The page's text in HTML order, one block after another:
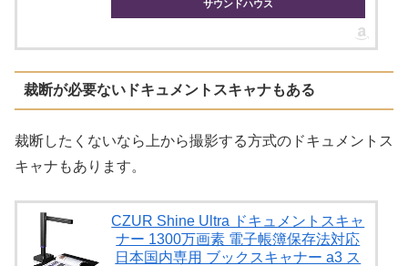
サウンドハウス
裁断が必要ないドキュメントスキャナもある
裁断したくないなら上から撮影する方式のドキュメントス
キャナもあります。
CZUR Shine Ultra ドキュメントスキャ
ナー 1300万画素 電子帳簿保存法対応
日本国内専用 ブックスキャナー a3 ス